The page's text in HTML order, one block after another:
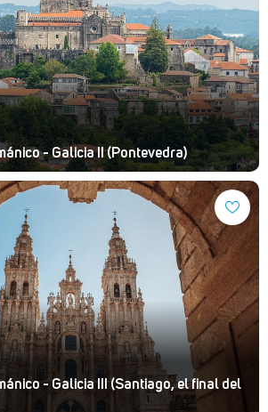
- Galicia II (Pontevedra)
- Galicia III (Santiago, el final del